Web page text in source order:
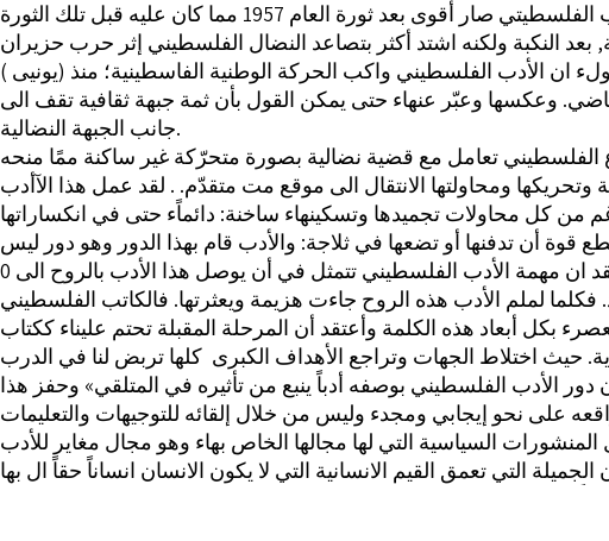
بعد النكبة ولكنه اشتد أكثر بتصاعد النضال الفلسطيني إثر حرب حزيران
وعكسها وعبّر عنهاء حتى يمكن القول بأن ثمة جبهة ثقافية تقف الى
جانب الجبهة النضالية.
الفلسطيني تعامل مع قضية نضالية بصورة متحرّكة غير ساكنة ممًا منحه
وتحريكها ومحاولتها الانتقال الى موقع مت متقدّم. . لقد عمل هذا الآأدب
من كل محاولات تجميدها وتسكينهاء ساخنة: دائماًء حتى في انكساراتها
قوة أن تدفنها أو تضعها في ثلاجة: والأدب قام بهذا الدور وهو دور ليس
ان مهمة الأدب الفلسطيني تتمثل في أن يوصل هذا الأدب بالروح الى
فكلما لملم الأدب هذه الروح جاءت هزيمة ويعثرتها. فالكاتب الفلسطيني
الأدب الفلسطيني بوصفه أدباً ينبع من تأثيره في المتلقي» وحفز هذا
على نحو إيجابي ومجدء وليس من خلال إلقائه للتوجيهات والتعليمات
السياسية التي لها مجالها الخاص بهاء وهو مجال مغاير للأدب